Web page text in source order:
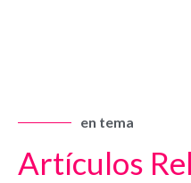
en tema
Artículos